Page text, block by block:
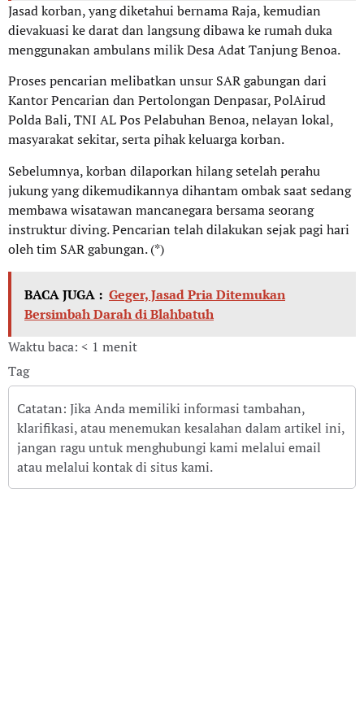
Jasad korban, yang diketahui bernama Raja, kemudian
dievakuasi ke darat dan langsung dibawa ke rumah duka
menggunakan ambulans milik Desa Adat Tanjung Benoa.
Proses pencarian melibatkan unsur SAR gabungan dari
Kantor Pencarian dan Pertolongan Denpasar, PolAirud
Polda Bali, TNI AL Pos Pelabuhan Benoa, nelayan lokal,
masyarakat sekitar, serta pihak keluarga korban.
Sebelumnya, korban dilaporkan hilang setelah perahu
jukung yang dikemudikannya dihantam ombak saat sedang
membawa wisatawan mancanegara bersama seorang
instruktur diving. Pencarian telah dilakukan sejak pagi hari
oleh tim SAR gabungan. (*)
BACA JUGA : Geger, Jasad Pria Ditemukan
Bersimbah Darah di Blahbatuh
Waktu baca: < 1 menit
Tag
Catatan: Jika Anda memiliki informasi tambahan,
klarifikasi, atau menemukan kesalahan dalam artikel ini,
jangan ragu untuk menghubungi kami melalui email
atau melalui kontak di situs kami.